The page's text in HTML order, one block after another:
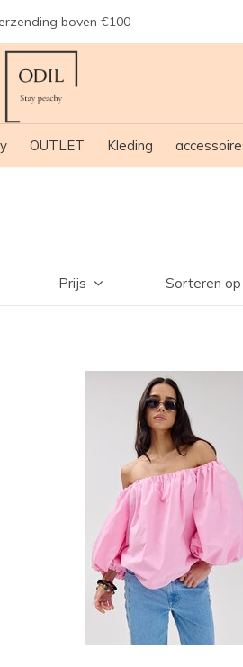
OUTLET Kleding
boven €100
Prijs Sorteren op